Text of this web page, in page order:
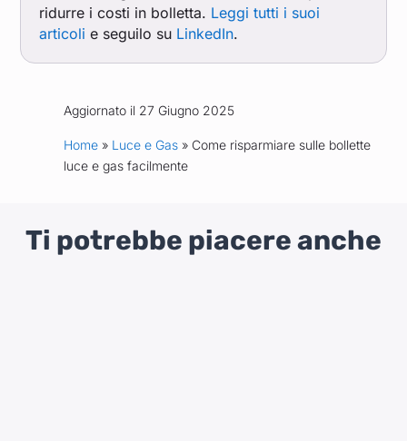
ridurre i costi in bolletta. Leggi tutti i suoi
articoli e seguilo su LinkedIn.
Aggiornato il 27 Giugno 2025
Home» Luce e Gas» Come risparmiare sulle bollette
luce e gas facilmente
Ti potrebbe piacere anche